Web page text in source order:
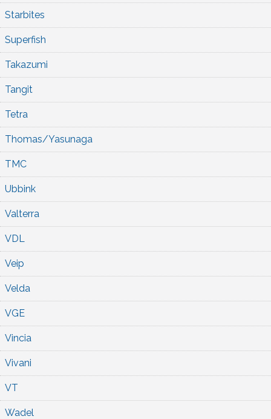
Starbites
Superfish
Takazumi
Tangit
Tetra
Thomas/Yasunaga
TMC
Ubbink
Valterra
VDL
Veip
Velda
VGE
Vincia
Vivani
VT
Wadel